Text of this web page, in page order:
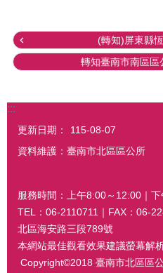
(轉知)屏東縣
轉知臺南市南區區
:::
更新日期：
115-08-07
資料維護：臺南市北區區公所
服務時間：上午8:00～12:00｜
TEL：06-2110711｜FAX：06-
北區海安路三段789號
本網站最佳觀看效果建議螢幕解
Copyright©2018 臺南市北區區